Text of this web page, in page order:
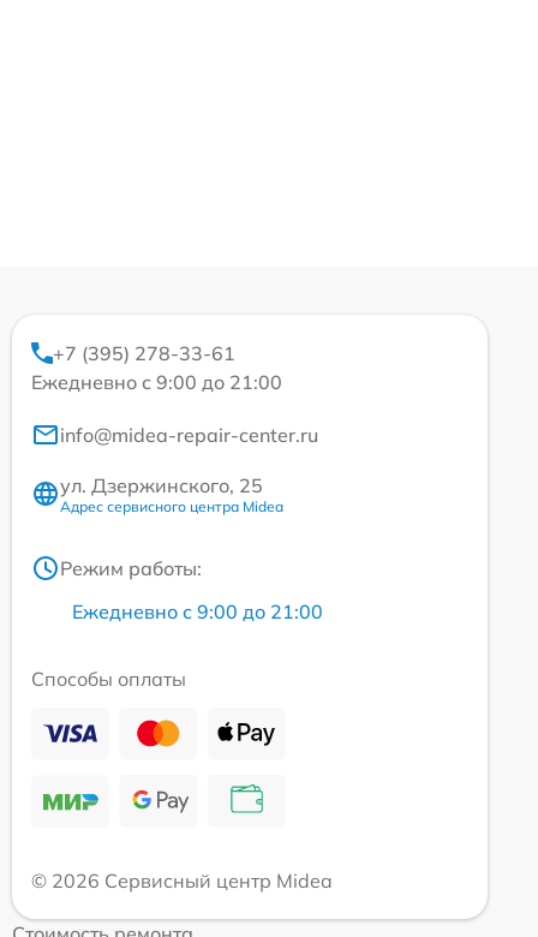
+7 (395) 278-33-61
Ежедневно с 9:00 до 21:00
info@midea-repair-center.ru
ул. Дзержинского, 25
Адрес сервисного центра Midea
Режим работы:
Ежедневно с 9:00 до 21:00
Способы оплаты
© 2026 Сервисный центр Midea